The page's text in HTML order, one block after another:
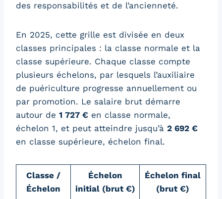
des responsabilités et de l’ancienneté.
En 2025, cette grille est divisée en deux
classes principales : la classe normale et la
classe supérieure. Chaque classe compte
plusieurs échelons, par lesquels l’auxiliaire
de puériculture progresse annuellement ou
par promotion. Le salaire brut démarre
autour de 1 727 € en classe normale,
échelon 1, et peut atteindre jusqu’à 2 692 €
en classe supérieure, échelon final.
Classe /
Échelon
Échelon
initial (brut €)
Échelon final
(brut €)